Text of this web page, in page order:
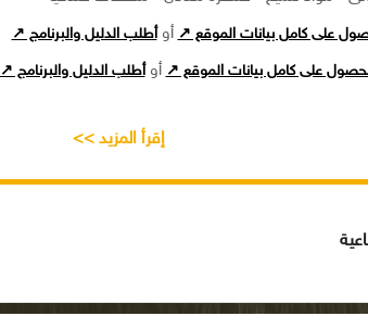
على كامل بيانات الموقع ↗ أوأطلب الدليل والبرنامج ↗
على كامل بيانات الموقع ↗ أوأطلب الدليل والبرنامج ↗
إقرأ المزيد >>